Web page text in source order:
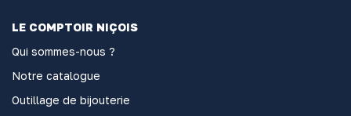
LE COMPTOIR NIÇOIS
Qui sommes-nous ?
Notre catalogue
Outillage de bijouterie